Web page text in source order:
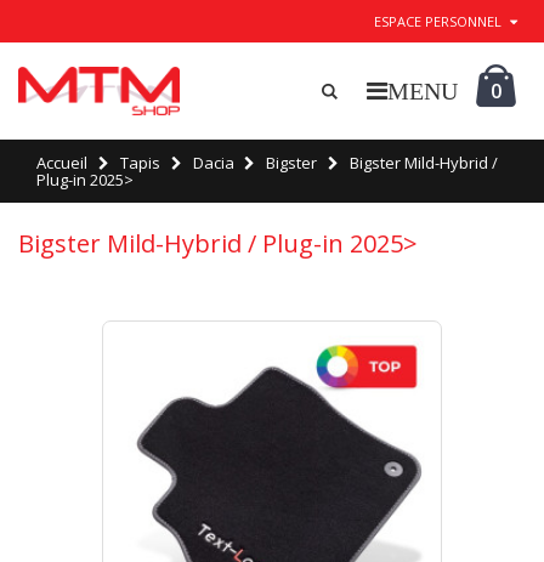
ESPACE PERSONNEL
0
Accueil Tapis Dacia Bigster Bigster Mild-Hybrid /
Plug-in 2025>
Bigster Mild-Hybrid / Plug-in 2025>